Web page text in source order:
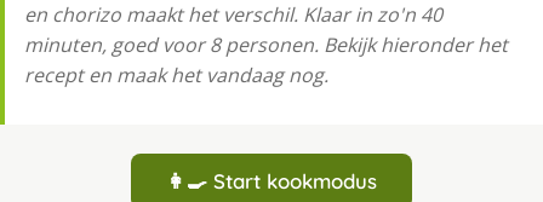
en chorizo maakt het verschil. Klaar in zo'n 40
minuten, goed voor 8 personen. Bekijk hieronder het
recept en maak het vandaag nog.
👩‍🍳 Start kookmodus